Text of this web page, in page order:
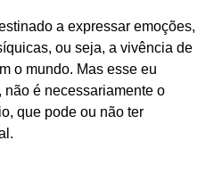
a expressar emoções,
ou seja, a vivência de
o mundo. Mas esse eu
, não é necessariamente o
que pode ou não ter